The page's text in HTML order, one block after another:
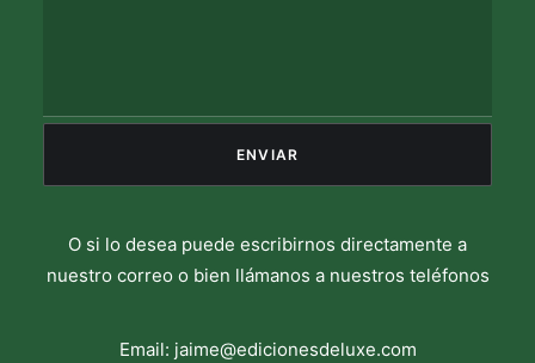
O si lo desea puede escribirnos directamente a
nuestro correo o bien llámanos a nuestros teléfonos
Email: jaime@edicionesdeluxe.com